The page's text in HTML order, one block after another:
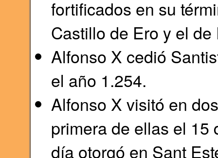
fortificados en su
Castillo de Ero y el de
Alfonso X cedió
el año 1.254.
Alfonso X visitó en
primera de ellas el 15
día otorgó en Sant